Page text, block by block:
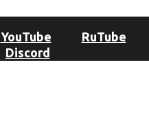
YouTube RuTube
Discord